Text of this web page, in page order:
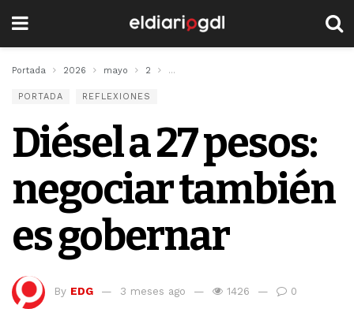
Portada 2026 mayo 2 Diésel a 27 pesos: negociar también es
PORTADA REFLEXIONES
Diésel a 27 pesos:
negociar también
es gobernar
By EDG 3 meses ago 1426 0